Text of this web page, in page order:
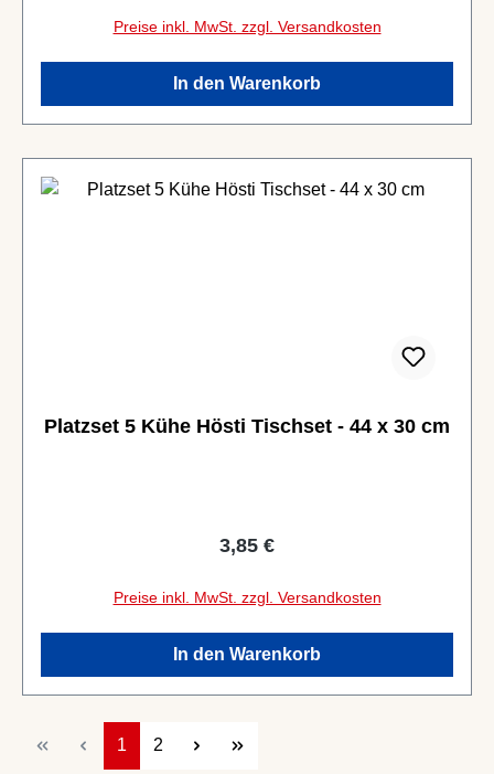
Preise inkl. MwSt. zzgl. Versandkosten
In den Warenkorb
Platzset 5 Kühe Hösti Tischset - 44 x 30 cm
Regulärer Preis:
3,85 €
Preise inkl. MwSt. zzgl. Versandkosten
In den Warenkorb
Seite
1 Seite
2